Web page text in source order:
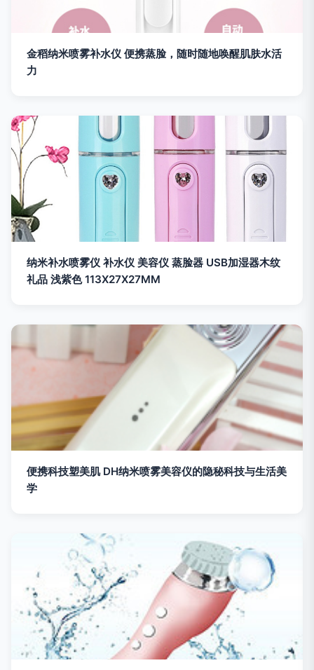
金稻纳米喷雾补水仪 便携蒸脸，随时随地唤醒肌肤水活
力
纳米补水喷雾仪 补水仪 美容仪 蒸脸器 USB加湿器木纹
礼品 浅紫色 113X27X27MM
便携科技塑美肌 DH纳米喷雾美容仪的隐秘科技与生活美
学